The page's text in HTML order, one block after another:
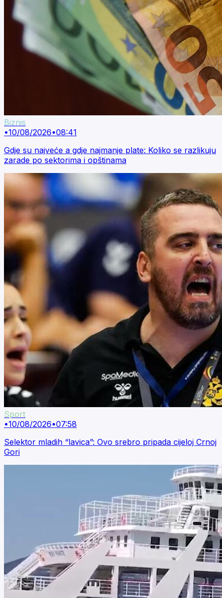
Biznis
•10/08/2026•08:41
Gdje su najveće a gdje najmanje plate: Koliko se razlikuju
zarade po sektorima i opštinama
Sport
•10/08/2026•07:58
Selektor mladih “lavica”: Ovo srebro pripada cijeloj Crnoj
Gori